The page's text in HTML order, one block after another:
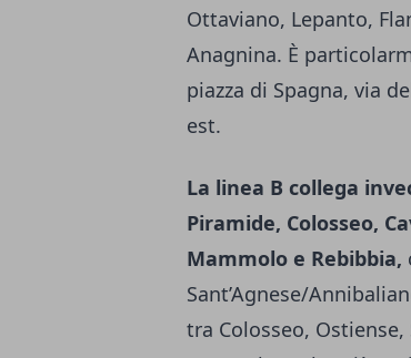
Ottaviano, Lepanto,
Anagnina. È
piazza di Spagna, via
est.
La linea B collega
Piramide, Colosseo,
Mammolo e Rebibbia,
Sant’Agnese/
tra Colosseo,